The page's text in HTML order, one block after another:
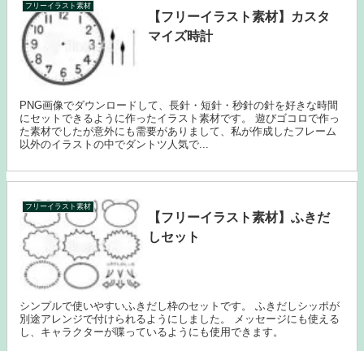
フリーイラスト素材
【フリーイラスト素材】カスタ
マイズ時計
PNG画像でダウンロードして、長針・短針・秒針の針を好きな時間
にセットできるように作ったイラスト素材です。 遊びゴコロで作っ
た素材でしたが意外にも需要がありまして、私が作成したフレーム
以外のイラストの中でダントツ人気で...
フリーイラスト素材
【フリーイラスト素材】ふきだ
しセット
シンプルで使いやすいふきだし枠のセットです。 ふきだしシッポが
別途アレンジで付けられるようにしました。 メッセージにも使える
し、キャラクターが喋っているようにも使用できます。